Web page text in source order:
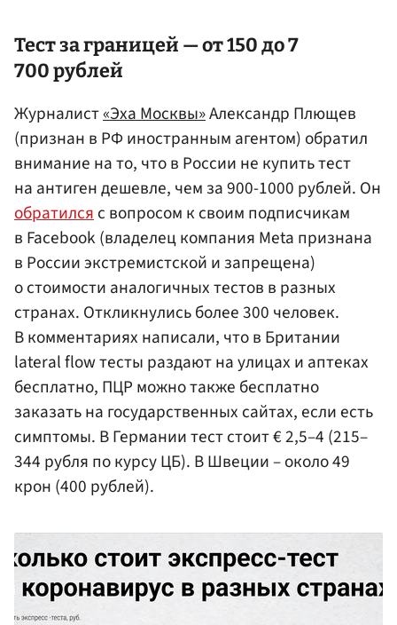
Тест за границей — от 150 до 7
700 рублей
Журналист«Эха Москвы»Александр Плющев
(признан в РФ иностранным агентом) обратил
внимание на то, что в России не купить тест
на антиген дешевле, чем за 900-1000 рублей. Он
обратилсяс вопросом к своим подписчикам
в Facebook (владелец компания Meta признана
в России экстремистской и запрещена)
о стоимости аналогичных тестов в разных
странах. Откликнулись более 300 человек.
В комментариях написали, что в Британии
lateral flow тесты раздают на улицах и аптеках
бесплатно, ПЦР можно также бесплатно
заказать на государственных сайтах, если есть
симптомы. В Германии тест стоит € 2,5–4 (215–
344 рубля по курсу ЦБ). В Швеции – около 49
крон (400 рублей).